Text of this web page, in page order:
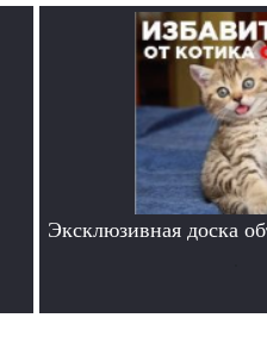
Эксклюзивная доска